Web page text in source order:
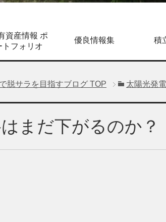
資産情報 ポ
トフォリオ
優良情報集 積
脱サラを目指すブログ TOP 太陽光発電
まだ下がるのか？